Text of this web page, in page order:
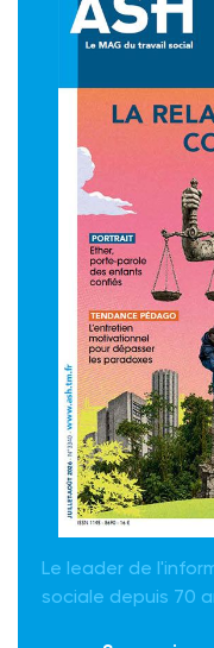
Le leader de
sociale depuis 70